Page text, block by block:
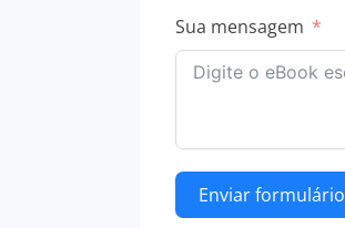
Sua mensagem
Enviar formulário